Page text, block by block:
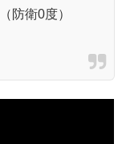
防衛0度）